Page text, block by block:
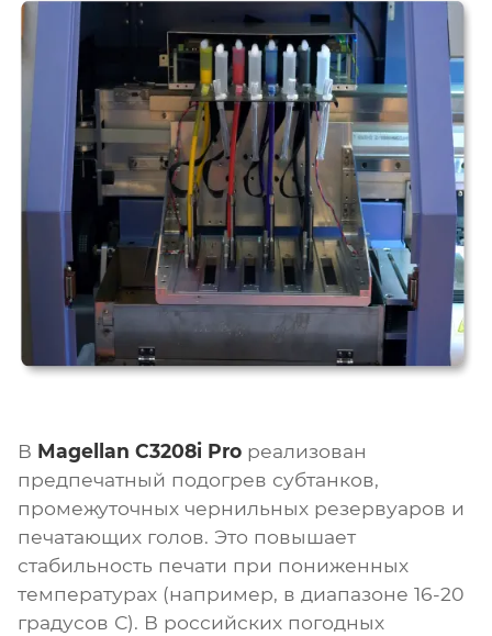
В Magellan C3208i Pro реализован
предпечатный подогрев субтанков,
промежуточных чернильных резервуаров и
печатающих голов. Это повышает
стабильность печати при пониженных
температурах (например, в диапазоне 16-20
градусов С). В российских погодных